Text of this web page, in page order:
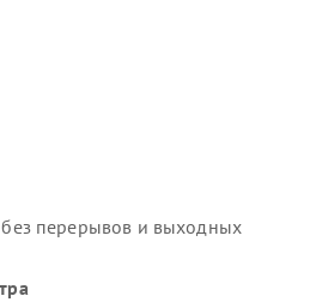
перерывов и выходных